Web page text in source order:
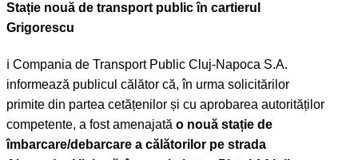
Stație nouă de transport public în cartierul
Grigorescu
ℹ️ Compania de Transport Public Cluj-Napoca S.A.
informează publicul călător că, în urma solicitărilor
primite din partea cetățenilor și cu aprobarea autorităților
competente, a fost amenajată o nouă stație de
îmbarcare/debarcare a călătorilor pe strada